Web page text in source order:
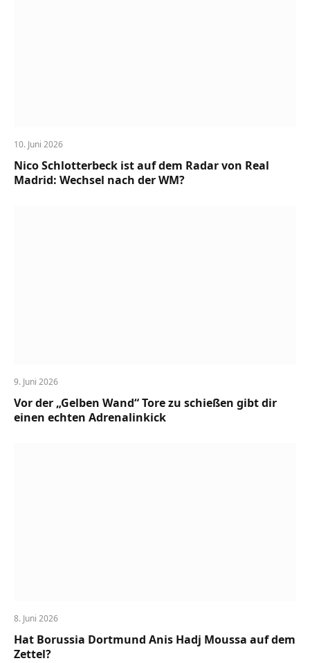
10. Juni 2026
Nico Schlotterbeck ist auf dem Radar von Real
Madrid: Wechsel nach der WM?
9. Juni 2026
Vor der „Gelben Wand“ Tore zu schießen gibt dir
einen echten Adrenalinkick
8. Juni 2026
Hat Borussia Dortmund Anis Hadj Moussa auf dem
Zettel?